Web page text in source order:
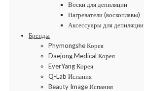
Воски для депиляции
Нагреватели (воскоплавы)
Аксессуары для депиляции
Бренды
Phymongshe Корея
Daejong Medical Корея
EverYang Корея
Q-Lab Испания
Beauty Image Испания